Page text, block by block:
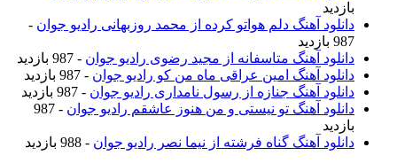
آهنگ دلم هواتو کرده از محمد روزبهانی رادیو جوان -
آهنگ متاسفانه از مجید رضوی رادیو جوان - 987 بازدید
آهنگ امین عراقی ماه من کو رادیو جوان - 987 بازدید
آهنگ جنازه از رسول نامداری رادیو جوان - 987 بازدید
آهنگ تو نیستی و من هنوز عاشقم رادیو جوان
- 987
آهنگ گناه فرشته از نیما نصر رادیو جوان - 988 بازدید